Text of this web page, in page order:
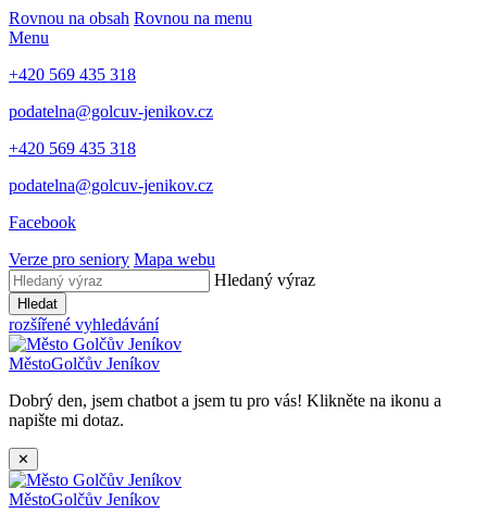
Rovnou na obsah Rovnou na menu
Menu
+420 569 435 318
podatelna@golcuv-jenikov.cz
+420 569 435 318
podatelna@golcuv-jenikov.cz
Facebook
Verze pro seniory Mapa webu
Hledaný výraz
Hledat
rozšířené vyhledávání
MěstoGolčův Jeníkov
Dobrý den, jsem chatbot a jsem tu pro vás! Klikněte na ikonu a
napište mi dotaz.
✕
MěstoGolčův Jeníkov